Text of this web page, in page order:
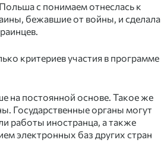
с понимаем отнеслась к
бежавшие от войны, и сделала
критериев участия в программе
на постоянной основе. Такое же
Государственные органы могут
работы иностранца, а также
электронных баз других стран